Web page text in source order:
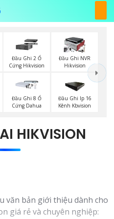
Đầu Ghi 2 Ổ
Cứng Hikvision
Đầu Ghi NVR
Hikvision
Đầu Ghi 8 Ổ
Cứng Dahua
Đầu Ghi Ip 16
Kênh Kbvision
HIKVISION
văn bản giới thiệu dành cho
giá rẻ và chuyên nghiệp: